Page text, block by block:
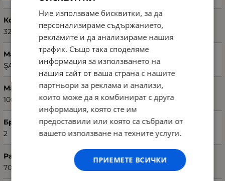
Код на продукта
321SHS1431
Марка
ŞAHESER HOME
Материал
100% памук
Брой части
2
Размери хавлия (Ш х Д)
70 х 140 см
Ние използваме бисквитки, за да
персонализираме съдържанието,
рекламите и да анализираме нашия
трафик. Също така споделяме
информация за използването на
нашия сайт от ваша страна с нашите
партньори за реклама и анализи,
които може да я комбинират с друга
информация, която сте им
предоставили или която са събрали от
вашето използване на техните услуги.
ПРИЕМЕТЕ ВСИЧКИ